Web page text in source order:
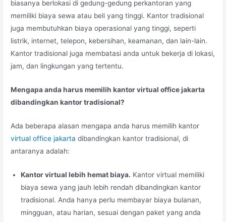
biasanya berlokasi di gedung-gedung perkantoran yang
memiliki biaya sewa atau beli yang tinggi. Kantor tradisional
juga membutuhkan biaya operasional yang tinggi, seperti
listrik, internet, telepon, kebersihan, keamanan, dan lain-lain.
Kantor tradisional juga membatasi anda untuk bekerja di lokasi,
jam, dan lingkungan yang tertentu.
Mengapa anda harus memilih kantor virtual office jakarta
dibandingkan kantor tradisional?
Ada beberapa alasan mengapa anda harus memilih kantor
virtual office jakarta dibandingkan kantor tradisional, di
antaranya adalah:
Kantor virtual lebih hemat biaya. Kantor virtual memiliki
biaya sewa yang jauh lebih rendah dibandingkan kantor
tradisional. Anda hanya perlu membayar biaya bulanan,
mingguan, atau harian, sesuai dengan paket yang anda